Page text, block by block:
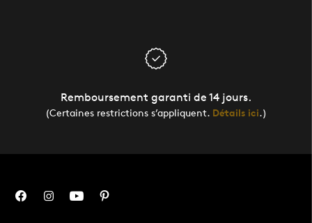
Remboursement garanti de 14 jours.
(Certaines restrictions s’appliquent. Détails ici.)